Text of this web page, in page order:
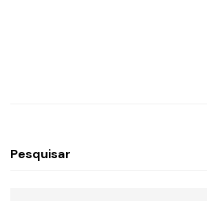
Pesquisar